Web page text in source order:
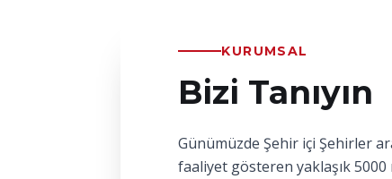
KURUMSAL
Bizi Tanıyın
Günümüzde Şehir içi Şehirler
faaliyet gösteren yaklaşık 5000